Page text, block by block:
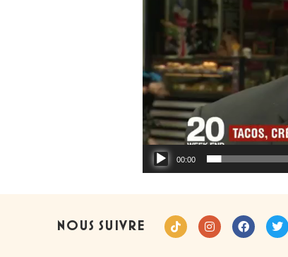
00:00
NOUS SUIVRE